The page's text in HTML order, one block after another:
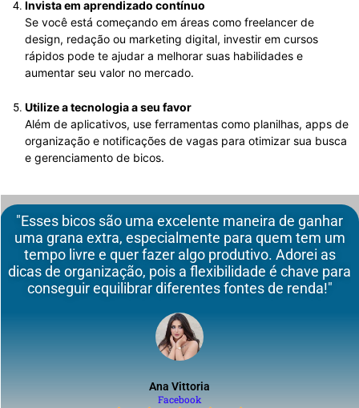
Invista em aprendizado contínuo
Se você está começando em áreas como freelancer de
design, redação ou marketing digital, investir em cursos
rápidos pode te ajudar a melhorar suas habilidades e
aumentar seu valor no mercado.
Utilize a tecnologia a seu favor
Além de aplicativos, use ferramentas como planilhas, apps de
organização e notificações de vagas para otimizar sua busca
e gerenciamento de bicos.
"Esses bicos são uma excelente maneira de ganhar
uma grana extra, especialmente para quem tem um
tempo livre e quer fazer algo produtivo. Adorei as
dicas de organização, pois a flexibilidade é chave para
conseguir equilibrar diferentes fontes de renda!"
Ana Vittoria
Facebook